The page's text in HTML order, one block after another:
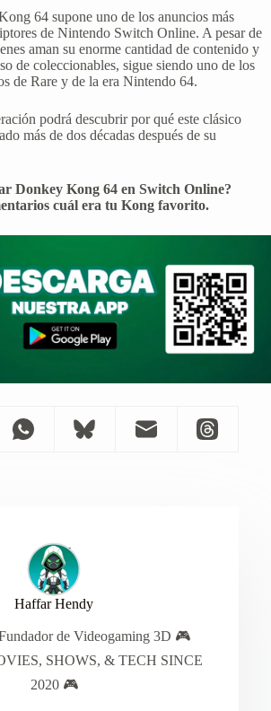
64 supone uno de los anuncios más
de Nintendo Switch Online. A pesar de
aman su enorme cantidad de contenido y
de coleccionables, sigue siendo uno de los
de Rare y de la era Nintendo 64.
podrá descubrir por qué este clásico
más de dos décadas después de su
Donkey Kong 64 en Switch Online?
cuál era tu Kong favorito.
Haffar Hendy
de Videogaming 3D 🎮
SHOWS, & TECH SINCE
2020 🎮